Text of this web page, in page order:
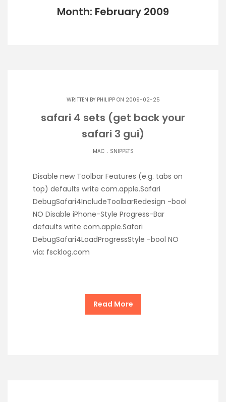
Month: February 2009
WRITTEN BY PHILIPPON 2009-02-25
safari 4 sets (get back your
safari 3 gui)
MAC. SNIPPETS
Disable new Toolbar Features (e.g. tabs on
top) defaults write com.apple.Safari
DebugSafari4IncludeToolbarRedesign -bool
NO Disable iPhone-Style Progress-Bar
defaults write com.apple.Safari
DebugSafari4LoadProgressStyle -bool NO
via: fscklog.com
Read More